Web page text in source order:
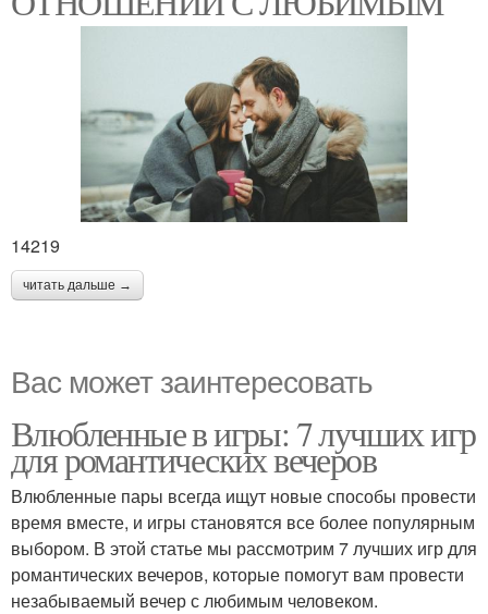
14219
читать дальше →
Вас может заинтересовать
Влюбленные в игры: 7 лучших игр
для романтических вечеров
Влюбленные пары всегда ищут новые способы провести
время вместе, и игры становятся все более популярным
выбором. В этой статье мы рассмотрим 7 лучших игр для
романтических вечеров, которые помогут вам провести
незабываемый вечер с любимым человеком.